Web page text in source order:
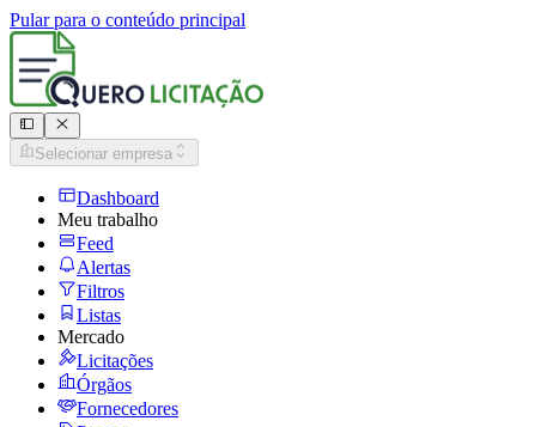
Pular para o conteúdo principal
Selecionar empresa
Dashboard
Meu trabalho
Feed
Alertas
Filtros
Listas
Mercado
Licitações
Órgãos
Fornecedores